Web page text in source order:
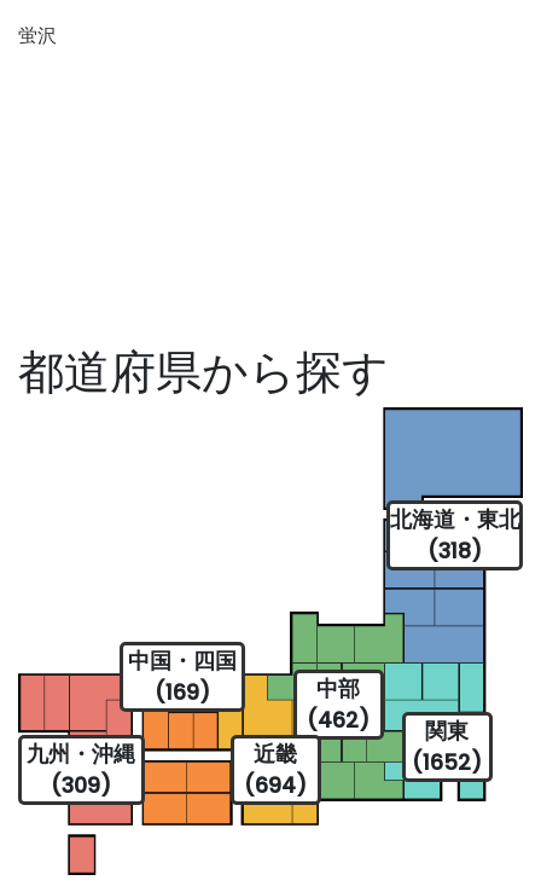
蛍沢
都道府県から探す
北海道・東北
(318)
関東
(1652)
中部
(462)
近畿
(694)
中国・四国
(169)
九州・沖縄
(309)